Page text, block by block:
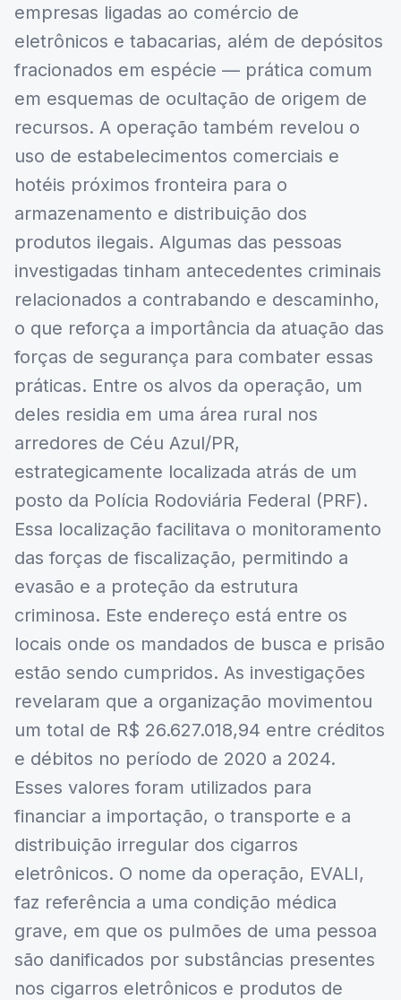
empresas ligadas ao comércio de
eletrônicos e tabacarias, além de depósitos
fracionados em espécie — prática comum
em esquemas de ocultação de origem de
recursos. A operação também revelou o
uso de estabelecimentos comerciais e
hotéis próximos fronteira para o
armazenamento e distribuição dos
produtos ilegais. Algumas das pessoas
investigadas tinham antecedentes criminais
relacionados a contrabando e descaminho,
o que reforça a importância da atuação das
forças de segurança para combater essas
práticas. Entre os alvos da operação, um
deles residia em uma área rural nos
arredores de Céu Azul/PR,
estrategicamente localizada atrás de um
posto da Polícia Rodoviária Federal (PRF).
Essa localização facilitava o monitoramento
das forças de fiscalização, permitindo a
evasão e a proteção da estrutura
criminosa. Este endereço está entre os
locais onde os mandados de busca e prisão
estão sendo cumpridos. As investigações
revelaram que a organização movimentou
um total de R$ 26.627.018,94 entre créditos
e débitos no período de 2020 a 2024.
Esses valores foram utilizados para
financiar a importação, o transporte e a
distribuição irregular dos cigarros
eletrônicos. O nome da operação, EVALI,
faz referência a uma condição médica
grave, em que os pulmões de uma pessoa
são danificados por substâncias presentes
nos cigarros eletrônicos e produtos de